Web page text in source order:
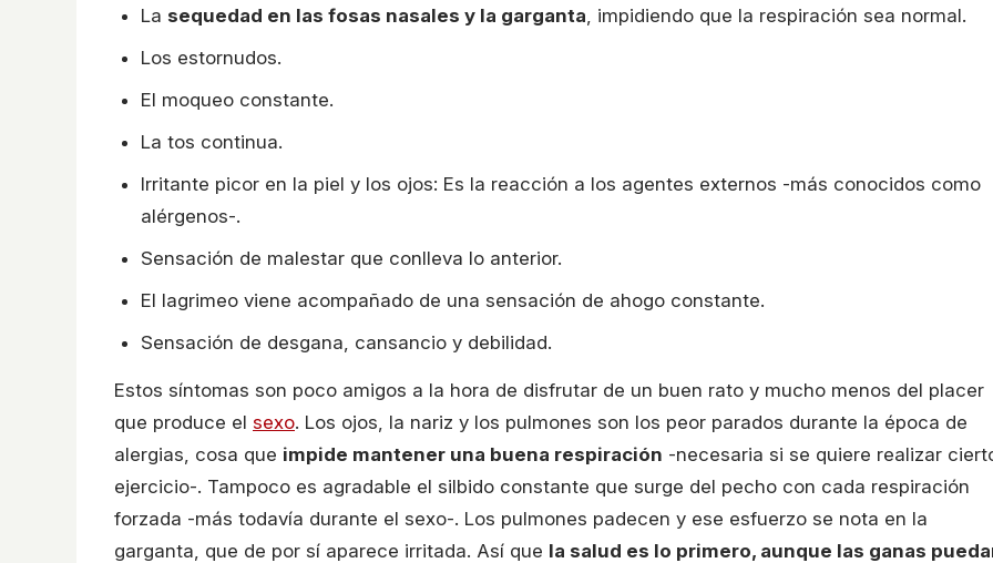
La sequedad en las fosas nasales y la garganta , impidiendo que la respiración sea normal.
Los estornudos.
El moqueo constante.
La tos continua.
Irritante picor en la piel y los ojos: Es la reacción a los agentes externos -más conocidos como
alérgenos-.
Sensación de malestar que conlleva lo anterior.
El lagrimeo viene acompañado de una sensación de ahogo constante.
Sensación de desgana, cansancio y debilidad.
Estos síntomas son poco amigos a la hora de disfrutar de un buen rato y mucho menos del placer
que produce el sexo. Los ojos, la nariz y los pulmones son los peor parados durante la época de
alergias, cosa que impide mantener una buena respiración -necesaria si se quiere realizar
ejercicio-. Tampoco es agradable el silbido constante que surge del pecho con cada respiración
forzada -más todavía durante el sexo-. Los pulmones padecen y ese esfuerzo se nota en la
garganta, que de por sí aparece irritada. Así que la salud es lo primero, aunque las ganas